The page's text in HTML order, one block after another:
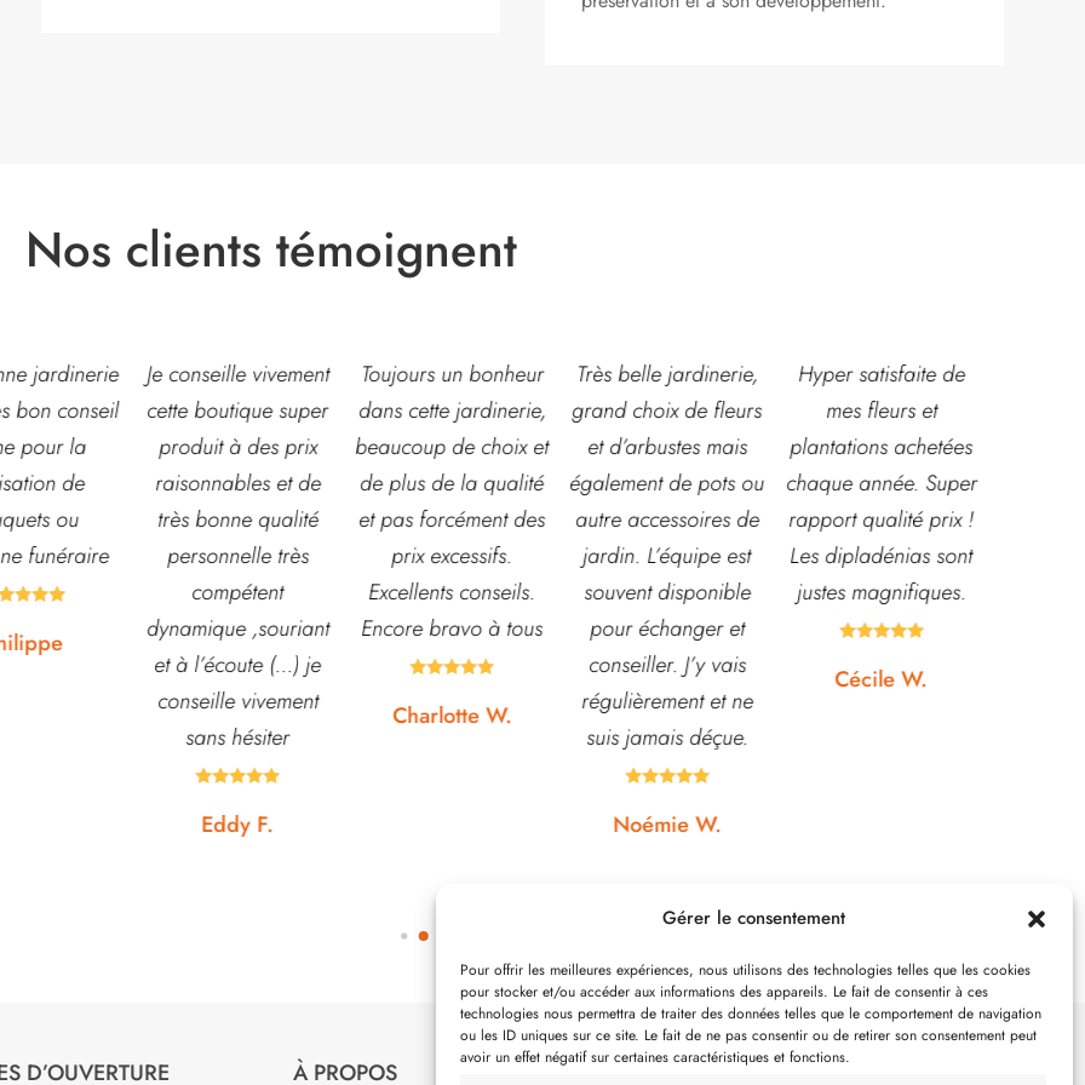
Gérer le consentement
Pour offrir les meilleures expériences, nous utilisons des technologies telles que les cookies
pour stocker et/ou accéder aux informations des appareils. Le fait de consentir à ces
technologies nous permettra de traiter des données telles que le comportement de navigation
ou les ID uniques sur ce site. Le fait de ne pas consentir ou de retirer son consentement peut
avoir un effet négatif sur certaines caractéristiques et fonctions.
Nos clients témoignent
vivement
super
à des prix
et de
qualité
très
,souriant
(...) je
Toujours un bonheur
dans cette jardinerie,
beaucoup de choix et
de plus de la qualité
et pas forcément des
prix excessifs.
Excellents conseils.
Encore bravo à tous

Charlotte W.
Très belle jardinerie,
grand choix de fleurs
et d’arbustes mais
également de pots ou
autre accessoires de
jardin. L’équipe est
souvent disponible
pour échanger et
conseiller. J’y vais
régulièrement et ne
Hyper satisfaite de
mes fleurs et
plantations achetées
chaque année. Super
rapport qualité prix !
Les dipladénias sont
justes magnifiques.

Cécile W.
Composition
magnifique pour le
baptême et le
mariage!
Bouquet mariée,
centre de table et
Bouquet table
d'honneur.
Rapport qualité-prix,
D’OUVERTURE À PROPOS SUIVEZ-NOUS